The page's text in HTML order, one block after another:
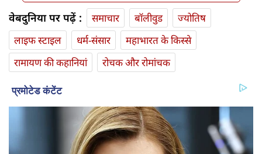
वेबदुनिया पर पढ़ें : समाचार बॉलीवुड
ज्योतिष
लाइफ स्‍टाइल
धर्म-संसार
महाभारत के किस्से
रामायण की कहानियां
रोचक और रोमांचक